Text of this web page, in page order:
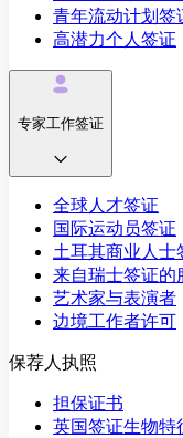
青年流动计划签
高潜力个人签证
专家工作签证
全球人才签证
国际运动员签证
土耳其商业人士
来自瑞士签证的
艺术家与表演者
边境工作者许可
保荐人执照
担保证书
英国签证生物特